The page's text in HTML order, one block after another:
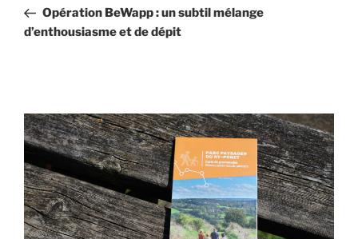
l’article
précédent
Opération BeWapp : un subtil mélange
d’enthousiasme et de dépit